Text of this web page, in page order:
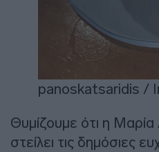
panoskatsaridis /
Θυμίζουμε ότι η
στείλει τις δημόσιες